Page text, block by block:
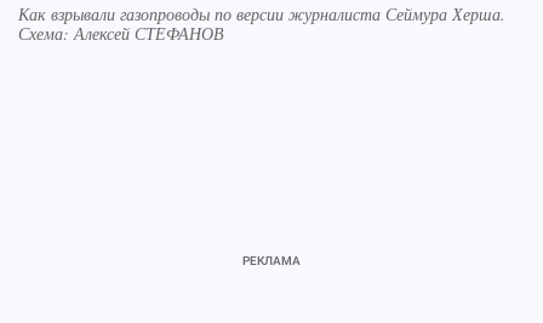
Как взрывали газопроводы по версии журналиста Сеймура Херша.
Схема: Алексей СТЕФАНОВ